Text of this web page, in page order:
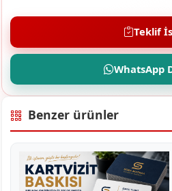
Teklif
WhatsApp
Benzer ürünler